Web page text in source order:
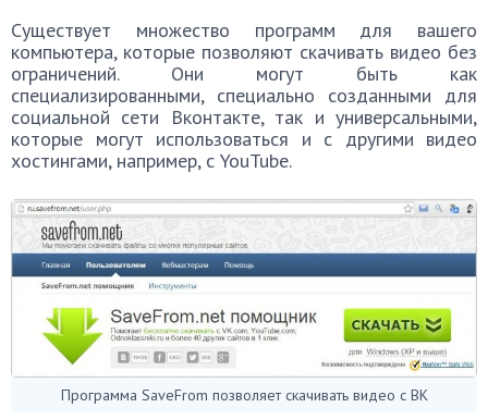
Существует множество программ для вашего
компьютера, которые позволяют скачивать видео без
ограничений. Они могут быть как
специализированными, специально созданными для
социальной сети Вконтакте, так и универсальными,
которые могут использоваться и с другими видео
хостингами, например, с YouTube.
Программа SaveFrom позволяет скачивать видео с ВК